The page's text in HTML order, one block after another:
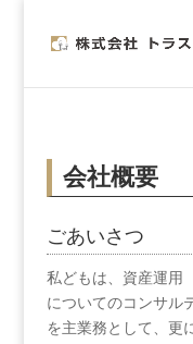
会社概要
ごあいさつ
私どもは、資産運用
についてのコンサル
を主業務として、更